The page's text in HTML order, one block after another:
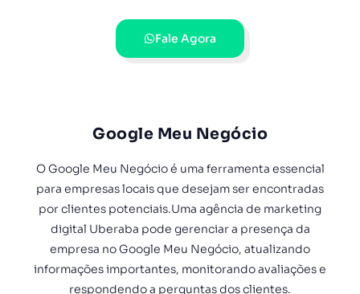
Fale Agora
Google Meu Negócio
O Google Meu Negócio é uma ferramenta essencial
para empresas locais que desejam ser encontradas
por clientes potenciais.Uma agência de marketing
digital Uberaba pode gerenciar a presença da
empresa no Google Meu Negócio, atualizando
informações importantes, monitorando avaliações e
respondendo a perguntas dos clientes.